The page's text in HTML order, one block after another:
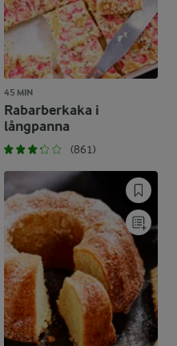
45 MIN
Rabarberkaka i
långpanna
(861)